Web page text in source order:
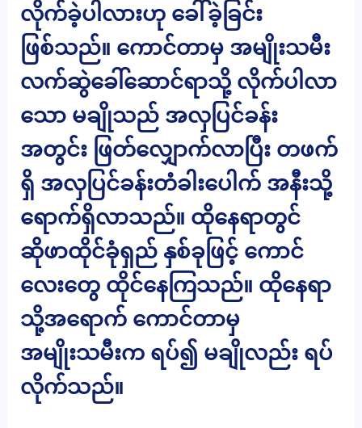
လိုက်ခဲ့ပါလားဟု ခေါ်ခဲ့ခြင်း
ဖြစ်သည်။ ကောင်တာမှ အမျိုးသမီး
လက်ဆွဲခေါ်ဆောင်ရာသို့ လိုက်ပါလာ
သော မချိုသည် အလှပြင်ခန်း
အတွင်း ဖြတ်လျှောက်လာပြီး တဖက်
ရှိ အလှပြင်ခန်းတံခါးပေါက် အနီးသို့
ရောက်ရှိလာသည်။ ထိုနေရာတွင်
ဆိုဖာထိုင်ခုံရှည် နှစ်ခုဖြင့် ကောင်
လေးတွေ ထိုင်နေကြသည်။ ထိုနေရာ
သို့အရောက် ကောင်တာမှ
အမျိုးသမီးက ရပ်၍ မချိုလည်း ရပ်
လိုက်သည်။